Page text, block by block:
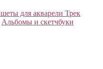
для акварели Трек
Альбомы и скетчбуки